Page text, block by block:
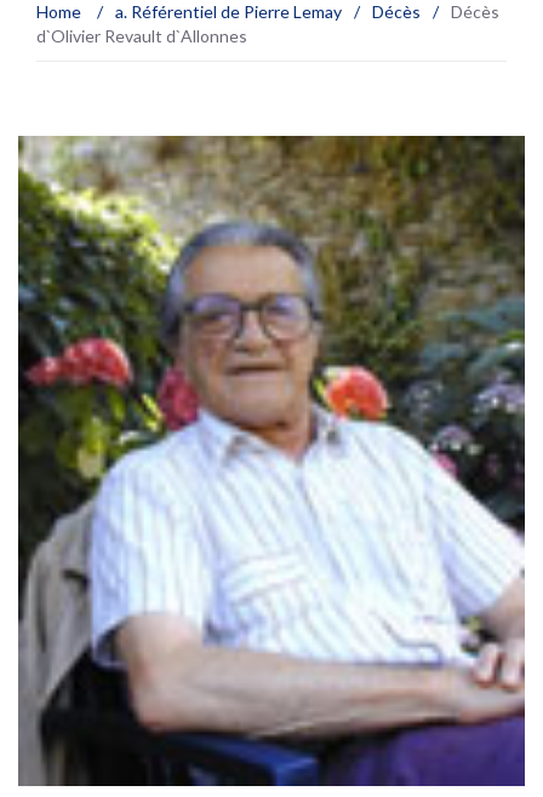
Home / a. Référentiel de Pierre Lemay / Décès / Décès
d`Olivier Revault d`Allonnes